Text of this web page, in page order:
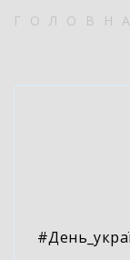
ГОЛОВНА